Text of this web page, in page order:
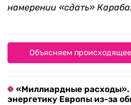
намерении «сдать»
Объясняем
«Миллиардные
энергетику Европы из-за